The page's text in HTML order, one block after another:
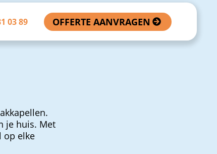
03 89 OFFERTE AANVRAGEN
je huis. Met
op elke